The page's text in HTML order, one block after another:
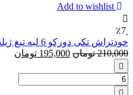
عددی
ژیلت
۵
لبه
مدلGillette
Venus
And
Olay
Add to wishlist
٪7
خودتراش تکی دورکو 6 لبه تیغ ژیلت Dorco
210,000 تومان 195,000 تومان
تعداد:
خودتراش